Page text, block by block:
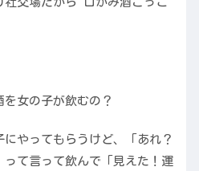
を女の子が飲むの？
にやってもらうけど、「あれ？
って言って飲んで「見えた！運